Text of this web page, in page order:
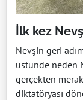
İlk kez
Nevşin geri
üstünde neden
gerçekten
diktatöryası